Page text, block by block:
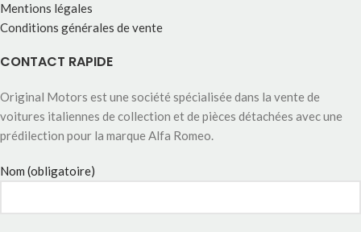
Mentions légales
Conditions générales de vente
CONTACT RAPIDE
Original Motors est une société spécialisée dans la vente de
voitures italiennes de collection et de pièces détachées avec une
prédilection pour la marque Alfa Romeo.
Nom (obligatoire)